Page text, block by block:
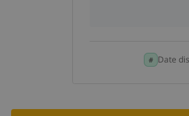
Date